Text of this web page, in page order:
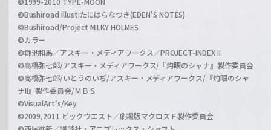
©Bushiroad illust:たにはらなつき(EDEN'S NOTES)
©Bushiroad/Project MILKY HOLMES
©カラー
©鎌池和馬／アスキー・メディアワークス／PROJECT-INDEX II
©高橋弥七郎/アスキー・メディアワークス/『灼眼のシャナ』製作委員会
©高橋弥七郎/いとうのいぢ/アスキー・メディアワークス/『灼眼のシャ
ナII』製作委員会/ＭＢＳ
©VisualArt's/Key
©2009,2011 ビックウエスト／劇場版マクロスＦ製作委員会